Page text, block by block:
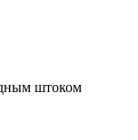
штоком